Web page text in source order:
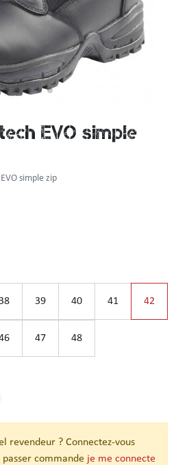
EVO simple
simple zip
39 40 41 42
47 48
revendeur ? Connectez-vous
commande je me connecte